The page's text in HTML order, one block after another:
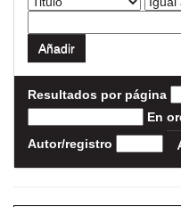
Resultados por página
En
Autor/registro